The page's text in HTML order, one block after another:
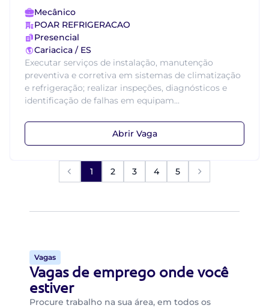
Mecânico
POAR REFRIGERACAO
Presencial
Cariacica / ES
Executar serviços de instalação, manutenção
preventiva e corretiva em sistemas de climatização
e refrigeração; realizar inspeções, diagnósticos e
identificação de falhas em equipam...
Abrir Vaga
1 2 3 4 5
Vagas
Vagas de emprego onde você
estiver
Procure trabalho na sua área, em todos os